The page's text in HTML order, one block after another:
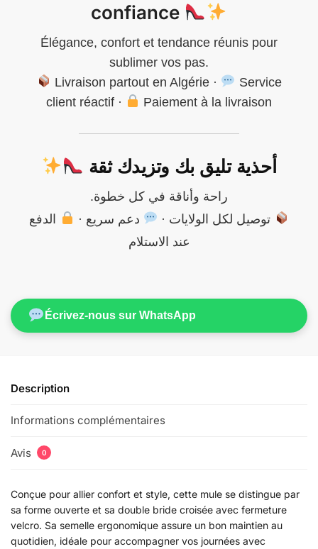
confiance
Élégance, confort et tendance réunis pour
sublimer vos pas.
Livraison partout en Algérie ·
Service
client réactif ·
Paiement à la livraison
أحذية تليق بك وتزيدك ثقة
راحة وأناقة في كل خطوة.
توصيل لكل الولايات ·
دعم سريع ·
الدفع
عند الاستلام
Écrivez-nous sur WhatsApp
Description
Informations complémentaires
Avis 0
Conçue pour allier confort et style, cette mule se distingue par
sa forme ouverte et sa double bride croisée avec fermeture
velcro. Sa semelle ergonomique assure un bon maintien au
quotidien, idéale pour accompagner vos journées avec